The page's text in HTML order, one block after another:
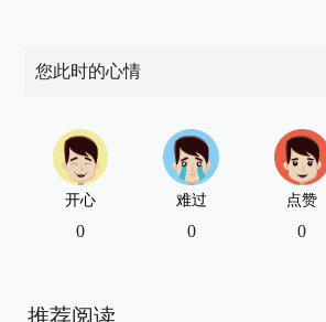
您此时的心情
开心
0
难过
0
点赞
0
推荐阅读